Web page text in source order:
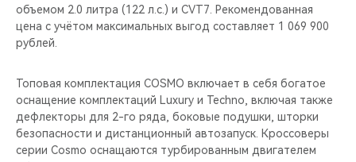
объемом 2.0 литра (122 л.с.) и CVT7. Рекомендованная
цена с учётом максимальных выгод составляет 1 069 900
рублей.
Топовая комплектация COSMO включает в себя богатое
оснащение комплектаций Luxury и Techno, включая также
дефлекторы для 2-го ряда, боковые подушки, шторки
безопасности и дистанционный автозапуск. Кроссоверы
серии Cosmo оснащаются турбированным двигателем